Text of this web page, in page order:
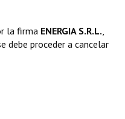
firma  ENERGIA S.R.L.,
debe proceder a cancelar